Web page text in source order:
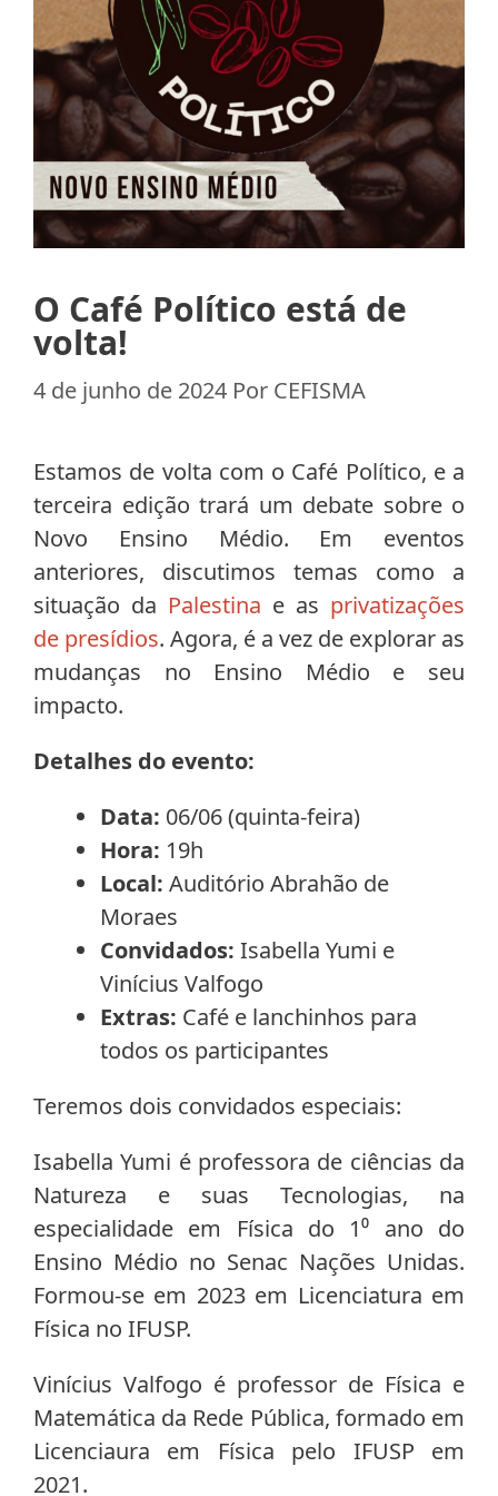
O Café Político está de
volta!
4 de junho de 2024 Por CEFISMA
Estamos de volta com o Café Político, e a
terceira edição trará um debate sobre o
Novo Ensino Médio. Em eventos
anteriores, discutimos temas como a
situação da Palestina e as privatizações
de presídios. Agora, é a vez de explorar as
mudanças no Ensino Médio e seu
impacto.
Detalhes do evento:
Data: 06/06 (quinta-feira)
Hora: 19h
Local: Auditório Abrahão de
Moraes
Convidados: Isabella Yumi e
Vinícius Valfogo
Extras: Café e lanchinhos para
todos os participantes
Teremos dois convidados especiais:
Isabella Yumi é professora de ciências da
Natureza e suas Tecnologias, na
especialidade em Física do 1⁰ ano do
Ensino Médio no Senac Nações Unidas.
Formou-se em 2023 em Licenciatura em
Física no IFUSP.
Vinícius Valfogo é professor de Física e
Matemática da Rede Pública, formado em
Licenciaura em Física pelo IFUSP em
2021.